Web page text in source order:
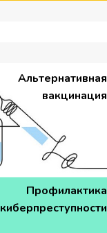
Альтернативная
вакцинация
Профилактика
киберпреступности